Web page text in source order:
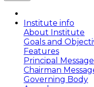
Institute info
About Institute
Goals and
Features
Principal Message
Chairman
Governing Body